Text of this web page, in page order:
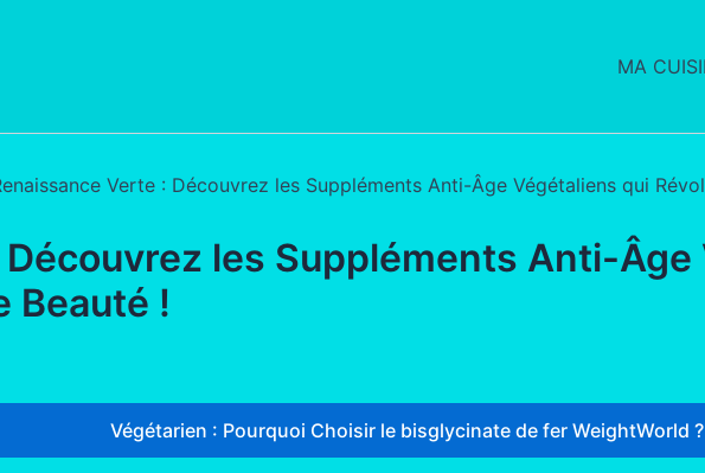
MA
Verte : Découvrez les Suppléments Anti-Âge Végétaliens qui
les Suppléments Anti-
Beauté !
Végétarien : Pourquoi Choisir le bisglycinate de fer WeightWorld ?